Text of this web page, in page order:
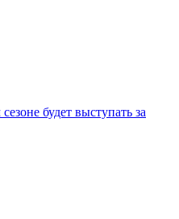
будет выступать за